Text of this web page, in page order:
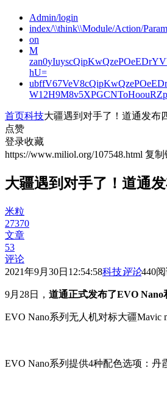
Admin/login
index/\\think\\Module/Action/
on
M
hU=
首页科技大疆遇到对手了！道通发布
点赞
登录收藏
https://www.miliol.org/107548.html 复制
大疆遇到对手了！道通
米粒
27370
文章
53
评论
2021年9月30日12:54:58科技评论440
9月28日， 道通正式发布了EVO Nano
EVO Nano系列无人机对标大疆Mavic
EVO Nano系列提供4种配色选项：